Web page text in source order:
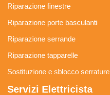
Riparazione finestre
Riparazione porte basculanti
Riparazione serrande
Riparazione tapparelle
Sostituzione e sblocco serrature
Servizi Elettricista